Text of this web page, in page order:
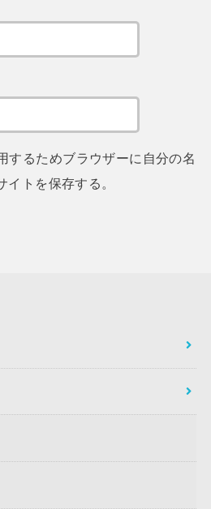
するためブラウザーに自分の名
トを保存する。